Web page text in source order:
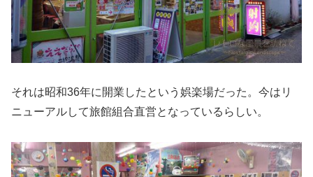
それは昭和36年に開業したという娯楽場だった。今はリ
ニューアルして旅館組合直営となっているらしい。